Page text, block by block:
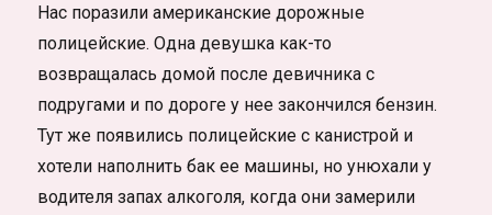
Нас поразили американские дорожные
полицейские. Одна девушка как-то
возвращалась домой после девичника с
подругами и по дороге у нее закончился бензин.
Тут же появились полицейские с канистрой и
хотели наполнить бак ее машины, но унюхали у
водителя запах алкоголя, когда они замерили